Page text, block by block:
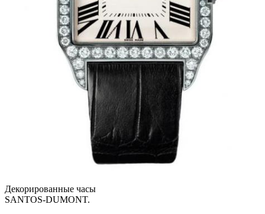
Декорированные часы
SANTOS-DUMONT.